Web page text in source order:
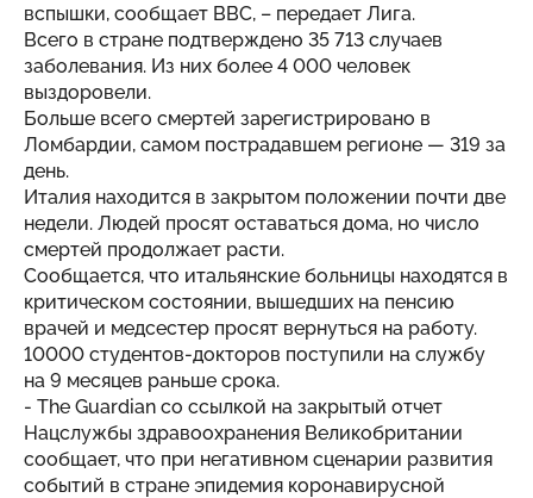
вспышки, сообщает ВВС, – передает Лига.
Всего в стране подтверждено 35 713 случаев
заболевания. Из них более 4 000 человек
выздоровели.
Больше всего смертей зарегистрировано в
Ломбардии, самом пострадавшем регионе — 319 за
день.
Италия находится в закрытом положении почти две
недели. Людей просят оставаться дома, но число
смертей продолжает расти.
Сообщается, что итальянские больницы находятся в
критическом состоянии, вышедших на пенсию
врачей и медсестер просят вернуться на работу.
10000 студентов-докторов поступили на службу
на 9 месяцев раньше срока.
- The Guardian со ссылкой на закрытый отчет
Нацслужбы здравоохранения Великобритании
сообщает, что при негативном сценарии развития
событий в стране эпидемия коронавирусной